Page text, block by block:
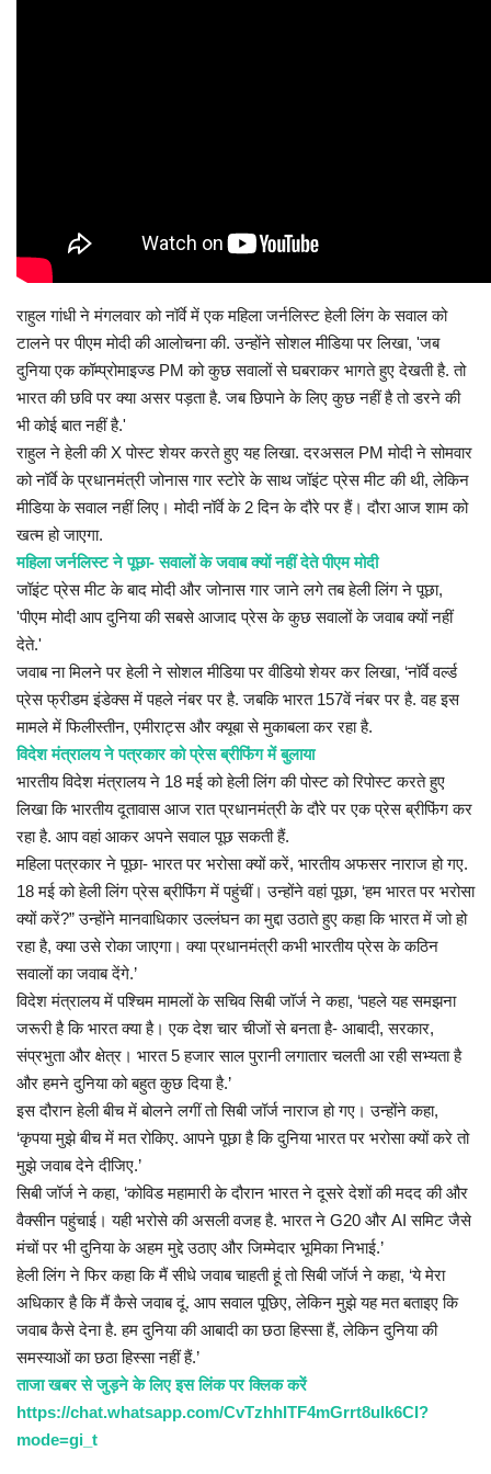
राहुल गांधी ने मंगलवार को नॉर्वे में एक महिला जर्नलिस्ट हेली लिंग के सवाल को
टालने पर पीएम मोदी की आलोचना की. उन्होंने सोशल मीडिया पर लिखा, 'जब
दुनिया एक कॉम्प्रोमाइज्ड PM को कुछ सवालों से घबराकर भागते हुए देखती है. तो
भारत की छवि पर क्या असर पड़ता है. जब छिपाने के लिए कुछ नहीं है तो डरने की
भी कोई बात नहीं है.'
राहुल ने हेली की X पोस्ट शेयर करते हुए यह लिखा. दरअसल PM मोदी ने सोमवार
को नॉर्वे के प्रधानमंत्री जोनास गार स्टोरे के साथ जॉइंट प्रेस मीट की थी, लेकिन
मीडिया के सवाल नहीं लिए। मोदी नॉर्वे के 2 दिन के दौरे पर हैं। दौरा आज शाम को
खत्म हो जाएगा.
महिला जर्नलिस्ट ने पूछा- सवालों के जवाब क्यों नहीं देते पीएम मोदी
जॉइंट प्रेस मीट के बाद मोदी और जोनास गार जाने लगे तब हेली लिंग ने पूछा,
'पीएम मोदी आप दुनिया की सबसे आजाद प्रेस के कुछ सवालों के जवाब क्यों नहीं
देते.'
जवाब ना मिलने पर हेली ने सोशल मीडिया पर वीडियो शेयर कर लिखा, ‘नॉर्वे वर्ल्ड
प्रेस फ्रीडम इंडेक्स में पहले नंबर पर है. जबकि भारत 157वें नंबर पर है. वह इस
मामले में फिलीस्तीन, एमीराट्स और क्यूबा से मुकाबला कर रहा है.
विदेश मंत्रालय ने पत्रकार को प्रेस ब्रीफिंग में बुलाया
भारतीय विदेश मंत्रालय ने 18 मई को हेली लिंग की पोस्ट को रिपोस्ट करते हुए
लिखा कि भारतीय दूतावास आज रात प्रधानमंत्री के दौरे पर एक प्रेस ब्रीफिंग कर
रहा है. आप वहां आकर अपने सवाल पूछ सकती हैं.
महिला पत्रकार ने पूछा- भारत पर भरोसा क्यों करें, भारतीय अफसर नाराज हो गए.
18 मई को हेली लिंग प्रेस ब्रीफिंग में पहुंचीं। उन्होंने वहां पूछा, ‘हम भारत पर भरोसा
क्यों करें?” उन्होंने मानवाधिकार उल्लंघन का मुद्दा उठाते हुए कहा कि भारत में जो हो
रहा है, क्या उसे रोका जाएगा। क्या प्रधानमंत्री कभी भारतीय प्रेस के कठिन
सवालों का जवाब देंगे.’
विदेश मंत्रालय में पश्चिम मामलों के सचिव सिबी जॉर्ज ने कहा, ‘पहले यह समझना
जरूरी है कि भारत क्या है। एक देश चार चीजों से बनता है- आबादी, सरकार,
संप्रभुता और क्षेत्र। भारत 5 हजार साल पुरानी लगातार चलती आ रही सभ्यता है
और हमने दुनिया को बहुत कुछ दिया है.’
इस दौरान हेली बीच में बोलने लगीं तो सिबी जॉर्ज नाराज हो गए। उन्होंने कहा,
‘कृपया मुझे बीच में मत रोकिए. आपने पूछा है कि दुनिया भारत पर भरोसा क्यों करे तो
मुझे जवाब देने दीजिए.’
सिबी जॉर्ज ने कहा, ‘कोविड महामारी के दौरान भारत ने दूसरे देशों की मदद की और
वैक्सीन पहुंचाई। यही भरोसे की असली वजह है. भारत ने G20 और AI समिट जैसे
मंचों पर भी दुनिया के अहम मुद्दे उठाए और जिम्मेदार भूमिका निभाई.’
हेली लिंग ने फिर कहा कि मैं सीधे जवाब चाहती हूं तो सिबी जॉर्ज ने कहा, ‘ये मेरा
अधिकार है कि मैं कैसे जवाब दूं. आप सवाल पूछिए, लेकिन मुझे यह मत बताइए कि
जवाब कैसे देना है. हम दुनिया की आबादी का छठा हिस्सा हैं, लेकिन दुनिया की
समस्याओं का छठा हिस्सा नहीं हैं.’
ताजा खबर से जुड़ने के लिए इस लिंक पर क्लिक करें
https://chat.whatsapp.com/CvTzhhITF4mGrrt8ulk6CI?
mode=gi_t